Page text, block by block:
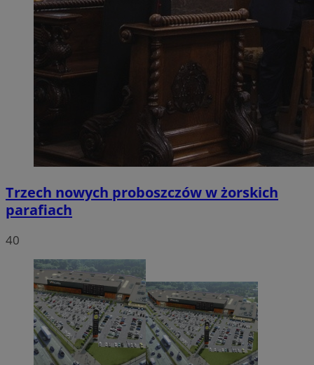
Trzech nowych proboszczów w żorskich
parafiach
40